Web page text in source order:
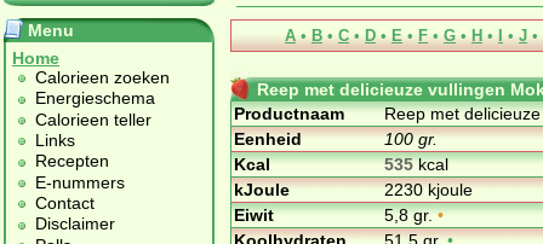
Menu
Home
Calorieen zoeken
Energieschema
Calorieen teller
Links
Recepten
E-nummers
Contact
Disclaimer
A • B • C • D • E • F • G • H • I • J •
Reep met delicieuze vullingen
Productnaam
Reep met
Eenheid
100 gr.
Kcal
535kcal
kJoule
2230 kjoule
Eiwit
5,8 gr.•
Koolhydraten
51,5 gr.•